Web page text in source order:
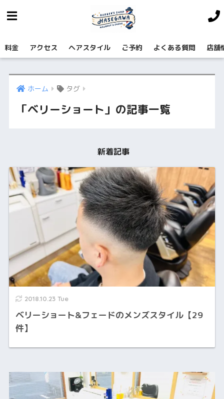
料金 アクセス ヘアスタイル ご予約 よくある質問 店舗
ホーム タグ
「ベリーショート」の記事一覧
新着記事
2018.10.23 Tue
ベリーショート&フェードのメンズスタイル【29
件】